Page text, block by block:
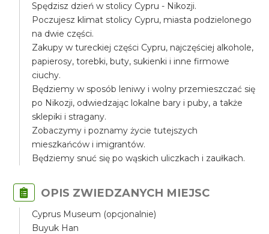
Spędzisz dzień w stolicy Cypru - Nikozji.
Poczujesz klimat stolicy Cypru, miasta podzielonego
na dwie części.
Zakupy w tureckiej części Cypru, najczęściej alkohole,
papierosy, torebki, buty, sukienki i inne firmowe
ciuchy.
Będziemy w sposób leniwy i wolny przemieszczać się
po Nikozji, odwiedzając lokalne bary i puby, a także
sklepiki i stragany.
Zobaczymy i poznamy życie tutejszych
mieszkańców i imigrantów.
Będziemy snuć się po wąskich uliczkach i zaułkach.
OPIS ZWIEDZANYCH MIEJSC
Cyprus Museum (opcjonalnie)
Buyuk Han